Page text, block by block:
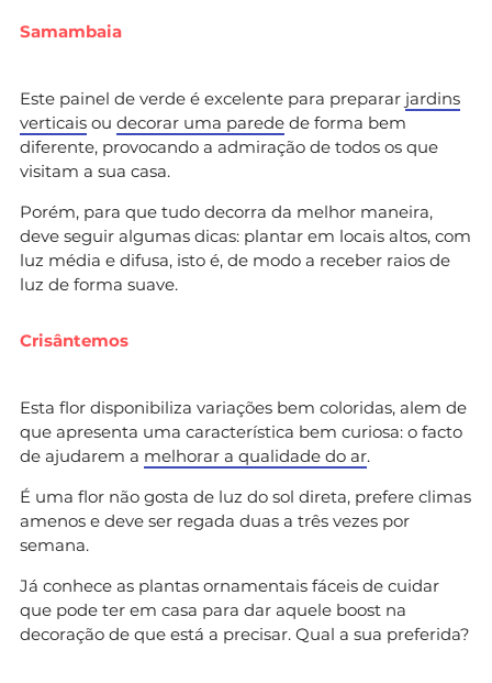
Samambaia
Este painel de verde é excelente para preparar jardins
verticais ou decorar uma parede de forma bem
diferente, provocando a admiração de todos os que
visitam a sua casa.
Porém, para que tudo decorra da melhor maneira,
deve seguir algumas dicas: plantar em locais altos, com
luz média e difusa, isto é, de modo a receber raios de
luz de forma suave.
Crisântemos
Esta flor disponibiliza variações bem coloridas, alem de
que apresenta uma característica bem curiosa: o facto
de ajudarem a melhorar a qualidade do ar.
É uma flor não gosta de luz do sol direta, prefere climas
amenos e deve ser regada duas a três vezes por
semana.
Já conhece as plantas ornamentais fáceis de cuidar
que pode ter em casa para dar aquele boost na
decoração de que está a precisar. Qual a sua preferida?